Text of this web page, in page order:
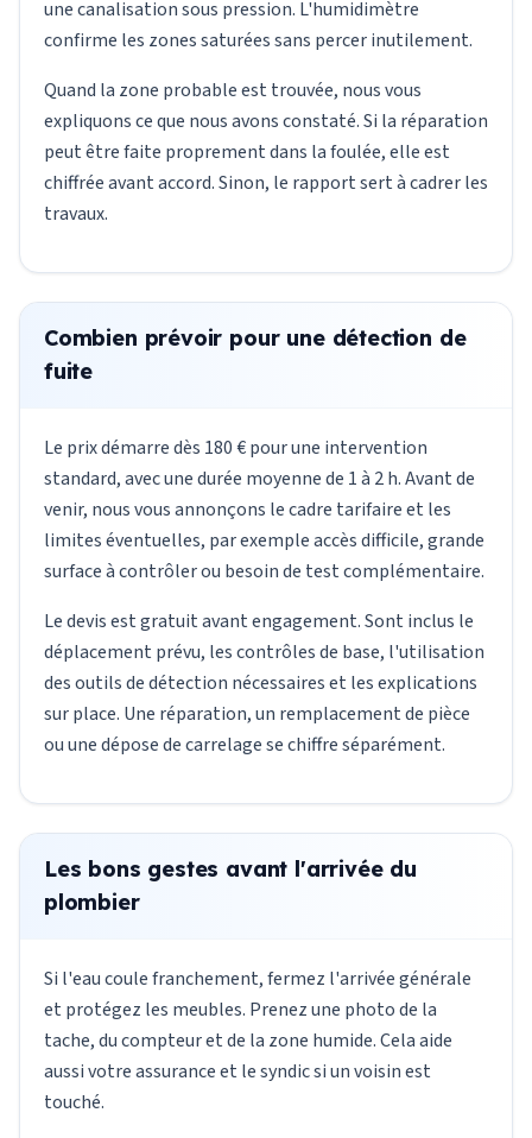
une canalisation sous pression. L'humidimètre
confirme les zones saturées sans percer inutilement.
Quand la zone probable est trouvée, nous vous
expliquons ce que nous avons constaté. Si la réparation
peut être faite proprement dans la foulée, elle est
chiffrée avant accord. Sinon, le rapport sert à cadrer les
travaux.
Combien prévoir pour une détection de
fuite
Le prix démarre dès 180 € pour une intervention
standard, avec une durée moyenne de 1 à 2 h. Avant de
venir, nous vous annonçons le cadre tarifaire et les
limites éventuelles, par exemple accès difficile, grande
surface à contrôler ou besoin de test complémentaire.
Le devis est gratuit avant engagement. Sont inclus le
déplacement prévu, les contrôles de base, l'utilisation
des outils de détection nécessaires et les explications
sur place. Une réparation, un remplacement de pièce
ou une dépose de carrelage se chiffre séparément.
Les bons gestes avant l'arrivée du
plombier
Si l'eau coule franchement, fermez l'arrivée générale
et protégez les meubles. Prenez une photo de la
tache, du compteur et de la zone humide. Cela aide
aussi votre assurance et le syndic si un voisin est
touché.